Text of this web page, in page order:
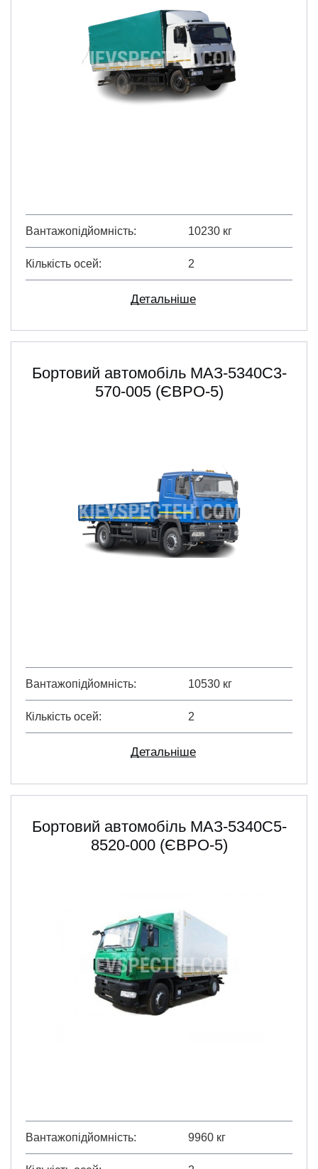
Вантажопідйомність 10230 кг
Кількість осей 2
Детальніше
Бортовий автомобіль МАЗ-5340С3-
570-005 (ЄВРО-5)
Вантажопідйомність 10530 кг
Кількість осей 2
Детальніше
Бортовий автомобіль МАЗ-5340С5-
8520-000 (ЄВРО-5)
Вантажопідйомність 9960 кг